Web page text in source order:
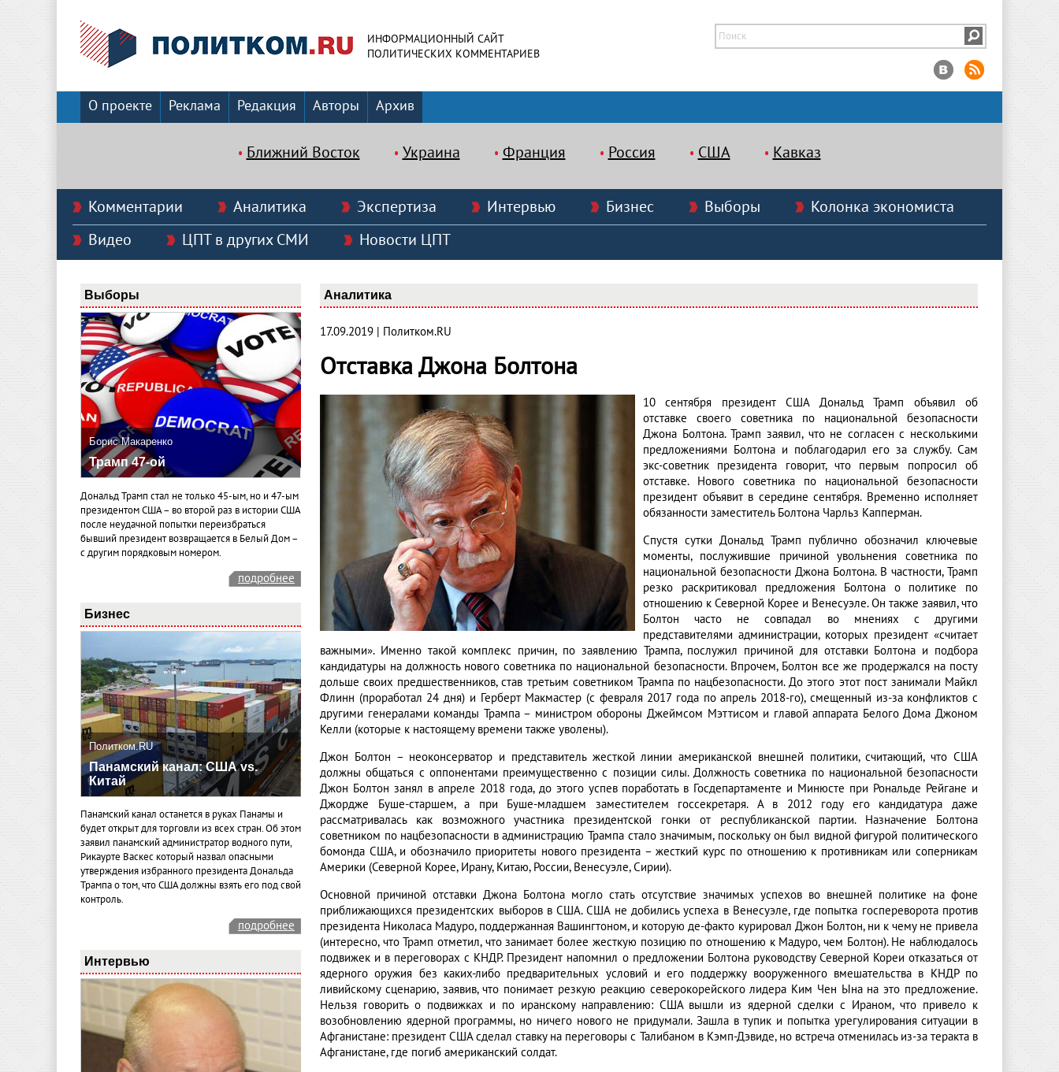
ИНФОРМАЦИОННЫЙ САЙТ
ПОЛИТИЧЕСКИХ КОММЕНТАРИЕВ
О проекте Реклама Редакция Авторы Архив
Ближний Восток Украина Франция Россия США Кавказ
Комментарии Аналитика Экспертиза Интервью Бизнес Выборы
Колонка экономиста
Видео
ЦПТ в других СМИ Новости ЦПТ
Выборы
Борис Макаренко
Трамп 47-ой
Дональд Трамп стал не только 45-ым, но и 47-ым
президентом США – во второй раз в истории США
после неудачной попытки переизбраться
бывший президент возвращается в Белый Дом –
с другим порядковым номером.
подробнее
Бизнес
Политком.RU
Панамский канал: США vs.
Китай
Панамский канал останется в руках Панамы и
будет открыт для торговли из всех стран. Об этом
заявил панамский администратор водного пути,
Рикаурте Васкес который назвал опасными
утверждения избранного президента Дональда
Трампа о том, что США должны взять его под свой
контроль.
подробнее
Интервью
Аналитика
17.09.2019 | Политком.RU
Отставка Джона Болтона
10 сентября президент США Дональд Трамп объявил об
отставке своего советника по национальной безопасности
Джона Болтона. Трамп заявил, что не согласен с несколькими
предложениями Болтона и поблагодарил его за службу. Сам
экс-советник президента говорит, что первым попросил об
отставке. Нового советника по национальной безопасности
президент объявит в середине сентября. Временно исполняет
обязанности заместитель Болтона Чарльз Капперман.
Спустя сутки Дональд Трамп публично обозначил ключевые
моменты, послужившие причиной увольнения советника по
национальной безопасности Джона Болтона. В частности, Трамп
резко раскритиковал предложения Болтона о политике по
отношению к Северной Корее и Венесуэле. Он также заявил, что
Болтон часто не совпадал во мнениях с другими
представителями администрации, которых президент «считает
важными». Именно такой комплекс причин, по заявлению Трампа, послужил причиной для отставки Болтона и подбора
кандидатуры на должность нового советника по национальной безопасности. Впрочем, Болтон все же продержался на посту
дольше своих предшественников, став третьим советником Трампа по нацбезопасности. До этого этот пост занимали Майкл
Флинн (проработал 24 дня) и Герберт Макмастер (с февраля 2017 года по апрель 2018-го), смещенный из-за конфликтов с
другими генералами команды Трампа – министром обороны Джеймсом Мэттисом и главой аппарата Белого Дома Джоном
Келли (которые к настоящему времени также уволены).
Джон Болтон – неоконсерватор и представитель жесткой линии американской внешней политики, считающий, что США
должны общаться с оппонентами преимущественно с позиции силы. Должность советника по национальной безопасности
Джон Болтон занял в апреле 2018 года, до этого успев поработать в Госдепартаменте и Минюсте при Рональде Рейгане и
Джордже Буше-старшем, а при Буше-младшем заместителем госсекретаря. А в 2012 году его кандидатура даже
рассматривалась как возможного участника президентской гонки от республиканской партии. Назначение Болтона
советником по нацбезопасности в администрацию Трампа стало значимым, поскольку он был видной фигурой политического
бомонда США, и обозначило приоритеты нового президента – жесткий курс по отношению к противникам или соперникам
Америки (Северной Корее, Ирану, Китаю, России, Венесуэле, Сирии).
Основной причиной отставки Джона Болтона могло стать отсутствие значимых успехов во внешней политике на фоне
приближающихся президентских выборов в США. США не добились успеха в Венесуэле, где попытка госпереворота против
президента Николаса Мадуро, поддержанная Вашингтоном, и которую де-факто курировал Джон Болтон, ни к чему не привела
(интересно, что Трамп отметил, что занимает более жесткую позицию по отношению к Мадуро, чем Болтон). Не наблюдалось
подвижек и в переговорах с КНДР. Президент напомнил о предложении Болтона руководству Северной Кореи отказаться от
ядерного оружия без каких-либо предварительных условий и его поддержку вооруженного вмешательства в КНДР по
ливийскому сценарию, заявив, что понимает резкую реакцию северокорейского лидера Ким Чен Ына на это предложение.
Нельзя говорить о подвижках и по иранскому направлению: США вышли из ядерной сделки с Ираном, что привело к
возобновлению ядерной программы, но ничего нового не придумали. Зашла в тупик и попытка урегулирования ситуации в
Афганистане: президент США сделал ставку на переговоры с Талибаном в Кэмп-Дэвиде, но встреча отменилась из-за теракта в
Афганистане, где погиб американский солдат.